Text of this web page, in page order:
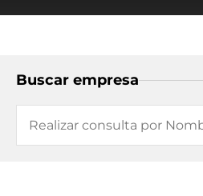
Buscar empresa